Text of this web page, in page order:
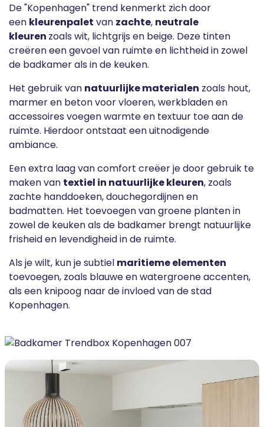
De "Kopenhagen" trend kenmerkt zich door
een kleurenpalet van zachte, neutrale
kleuren zoals wit, lichtgrijs en beige. Deze tinten
creëren een gevoel van ruimte en lichtheid in zowel
de badkamer als in de keuken.
Het gebruik van natuurlijke materialen zoals hout,
marmer en beton voor vloeren, werkbladen en
accessoires voegen warmte en textuur toe aan de
ruimte. Hierdoor ontstaat een uitnodigende
ambiance.
Een extra laag van comfort creëer je door gebruik te
maken van textiel in natuurlijke kleuren, zoals
zachte handdoeken, douchegordijnen en
badmatten. Het toevoegen van groene planten in
zowel de keuken als de badkamer brengt natuurlijke
frisheid en levendigheid in de ruimte.
Als je wilt, kun je subtiel maritieme elementen
toevoegen, zoals blauwe en watergroene accenten,
als een knipoog naar de invloed van de stad
Kopenhagen.